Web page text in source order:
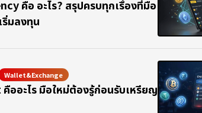
คือ อะไร? สรุปครบทุกเรื่องที่มือ
มลงทุน
Wallet&Exchange
ออะไร มือใหม่ต้องรู้ก่อนรับเหรียญ